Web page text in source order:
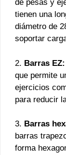
de pesas y
tienen una
diámetro de
soportar
2. Barras EZ:
que permite
ejercicios
para reducir
3. Barras
barras
forma